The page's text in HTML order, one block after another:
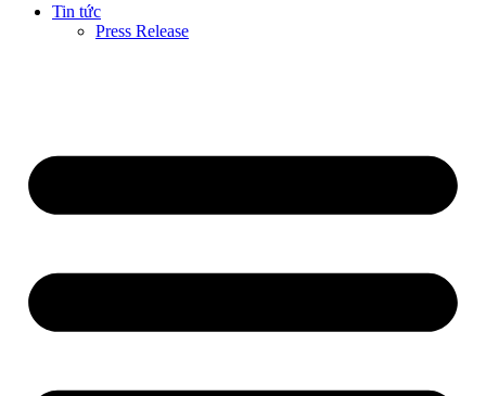
Tin tức
Press Release